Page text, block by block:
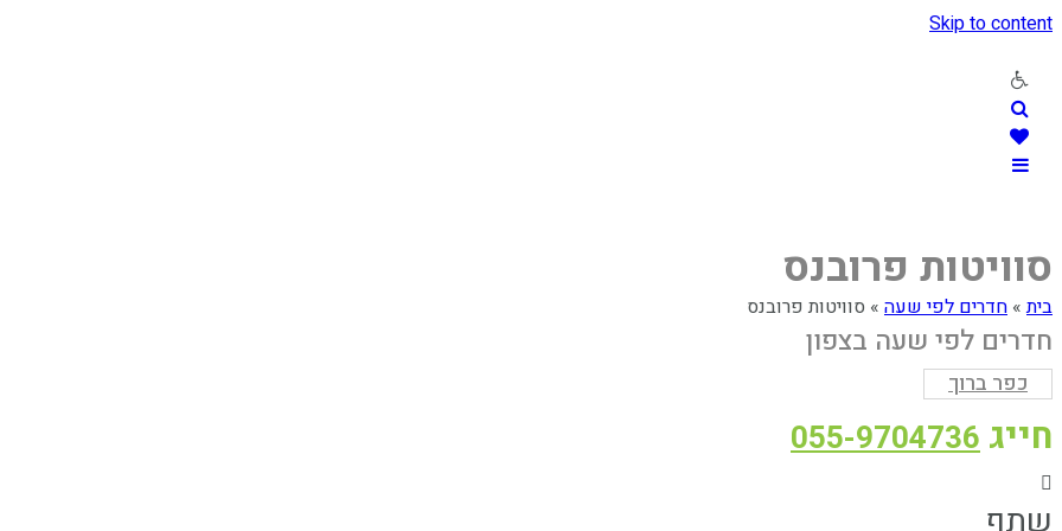
Skip to content
סוויטות פרובנס
בית» חדרים לפי שעה » סוויטות פרובנס
חדרים לפי שעה בצפון
כפר ברוך
חייג 055-9704736